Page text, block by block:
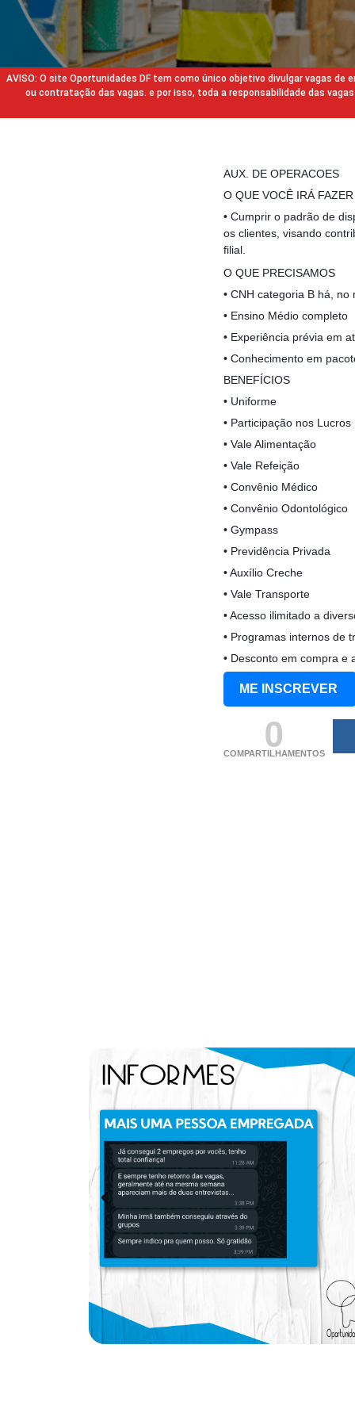
AVISO: O site Oportunidades DF tem como único objetivo divulgar vagas
ou contratação das vagas. e por isso, toda a responsabilidade das
AUX. DE OPERACOES
O QUE VOCÊ IRÁ
• Cumprir o padrão de
os clientes, visando
filial.
O QUE PRECISAMOS
• CNH categoria B há, no
• Ensino Médio completo
• Experiência prévia em
• Conhecimento em
BENEFÍCIOS
• Uniforme
• Participação nos Lucros
• Vale Alimentação
• Vale Refeição
• Convênio Médico
• Convênio Odontológico
• Gympass
• Previdência Privada
• Auxílio Creche
• Vale Transporte
• Acesso ilimitado a
• Programas internos de
• Desconto em compra e
ME INSCREVER
0
COMPARTILHAMENTOS